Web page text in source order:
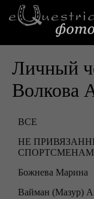
Личный
Волкова
ВСЕ
НЕ
СПОРТСМЕНАМ
Божнева Марина
Вайман (Мазур)